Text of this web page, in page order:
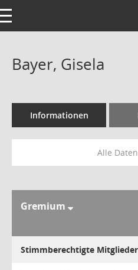
navigation
Bayer, Gisela
Informationen
Alle Daten
Gremium
Stimmberechtigte Mitglieder